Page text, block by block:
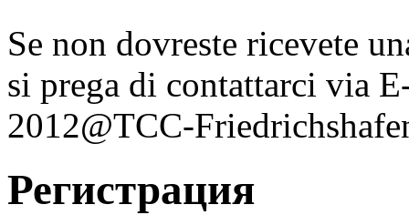
Se non dovreste ricevete
si prega di contattarci via
2012@TCC-
Регистрация